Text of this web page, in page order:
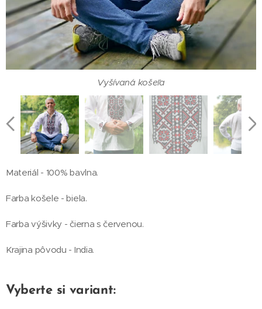
Vyšívaná košeľa
Vyšívaná košeľa - detail
Vyšívaná košeľa - zadná strana
Materiál - 100% bavlna.
Farba košele - biela.
Farba výšivky - čierna s červenou.
Krajina pôvodu - India.
Vyberte si variant: